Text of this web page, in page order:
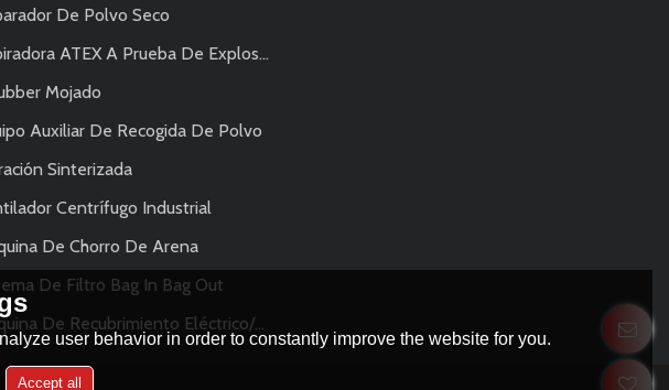
De Polvo Seco
ATEX A Prueba De Explosivos-Neumática
Mojado
Auxiliar De Recogida De Polvo
Sinterizada
Centrífugo Industrial
De Chorro De Arena
De Filtro Bag In Bag Out
De Recubrimiento Eléctrico/Sistema De Pulverización De Polvo
user behavior in order to constantly improve the website for you.
Accept all